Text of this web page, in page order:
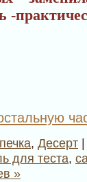
-
, Десерт
для теста,
»